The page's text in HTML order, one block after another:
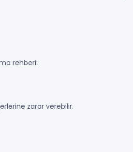
rehberi:
zarar verebilir.